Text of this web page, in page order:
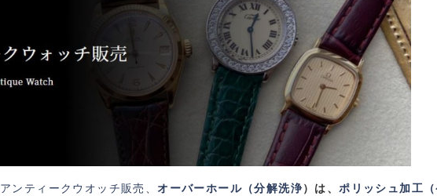
アンティークウオッチ販売 、オーバーホール（分解洗浄）は、 ポリッシュ加工（